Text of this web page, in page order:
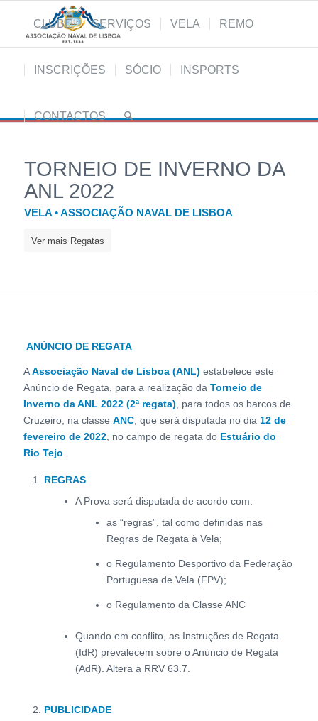
CLUBE SERVIÇOS VELA REMO
INSCRIÇÕES SÓCIO INSPORTS
CONTACTOS
TORNEIO DE INVERNO DA
ANL 2022
VELA • ASSOCIAÇÃO NAVAL DE LISBOA
Ver mais Regatas
ANÚNCIO DE REGATA
AAssociação Naval de Lisboa (ANL) estabelece este
Anúncio de Regata, para a realização da Torneio de
Inverno da ANL 2022 (2ª regata), para todos os barcos de
Cruzeiro, na classe ANC, que será disputada no dia12 de
fevereiro de 2022, no campo de regata do Estuário do
Rio Tejo.
REGRAS
A Prova será disputada de acordo com:
as “regras”, tal como definidas nas
Regras de Regata à Vela;
o Regulamento Desportivo da Federação
Portuguesa de Vela (FPV);
o Regulamento da Classe ANC
Quando em conflito, as Instruções de Regata
(IdR) prevalecem sobre o Anúncio de Regata
(AdR). Altera a RRV 63.7.
PUBLICIDADE